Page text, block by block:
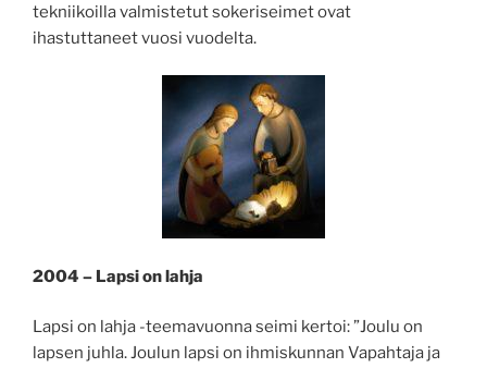
tekniikoilla valmistetut sokeriseimet ovat
ihastuttaneet vuosi vuodelta.
2004 – Lapsi on lahja
Lapsi on lahja -teemavuonna seimi kertoi: ”Joulu on
lapsen juhla. Joulun lapsi on ihmiskunnan Vapahtaja ja